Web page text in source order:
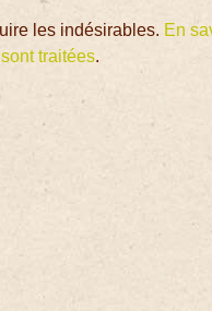
les indésirables. En
traitées.